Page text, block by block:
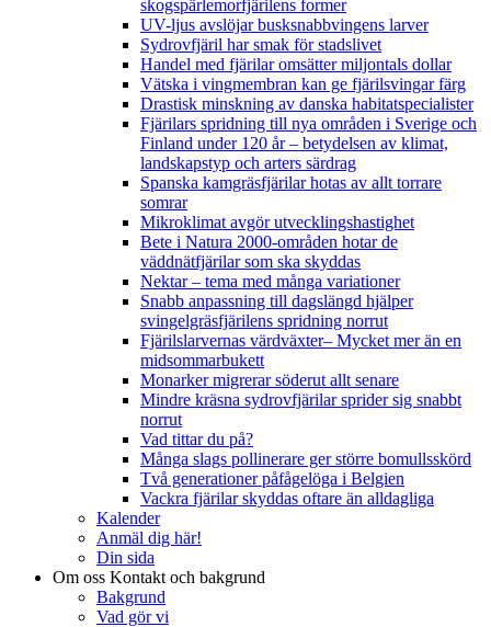
skogspärlemorfjärilens former
UV-ljus avslöjar busksnabbvingens larver
Sydrovfjäril har smak för stadslivet
Handel med fjärilar omsätter miljontals dollar
Vätska i vingmembran kan ge fjärilsvingar färg
Drastisk minskning av danska habitatspecialister
Fjärilars spridning till nya områden i Sverige och
Finland under 120 år– betydelsen av klimat,
landskapstyp och arters särdrag
Spanska kamgräsfjärilar hotas av allt torrare
somrar
Mikroklimat avgör utvecklingshastighet
Bete i Natura 2000-områden hotar de
väddnätfjärilar som ska skyddas
Nektar – tema med många variationer
Snabb anpassning till dagslängd hjälper
svingelgräsfjärilens spridning norrut
Fjärilslarvernas värdväxter– Mycket mer än en
midsommarbukett
Monarker migrerar söderut allt senare
Mindre kräsna sydrovfjärilar sprider sig snabbt
norrut
Vad tittar du på?
Många slags pollinerare ger större bomullsskörd
Två generationer påfågelöga i Belgien
Vackra fjärilar skyddas oftare än alldagliga
Kalender
Anmäl dig här!
Din sida
Om oss Kontakt och bakgrund
Bakgrund
Vad gör vi